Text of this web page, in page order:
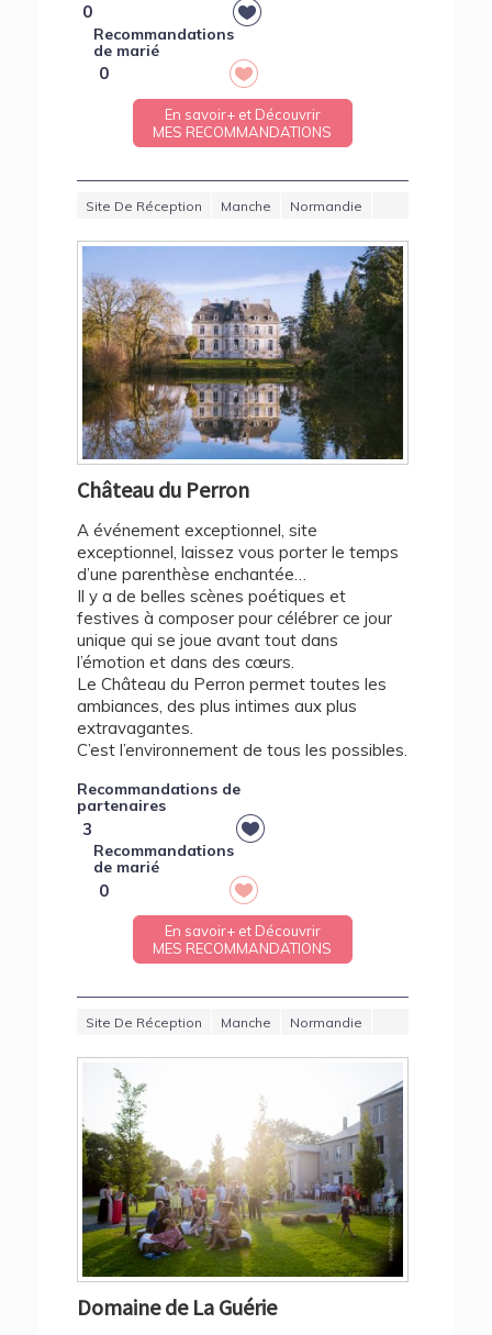
0
Recommandations
de marié
0
En savoir+ et Découvrir
MES RECOMMANDATIONS
Site De Réception Manche Normandie
Château du Perron
A événement exceptionnel, site
exceptionnel, laissez vous porter le temps
d’une parenthèse enchantée…
Il y a de belles scènes poétiques et
festives à composer pour célébrer ce jour
unique qui se joue avant tout dans
l’émotion et dans des cœurs.
Le Château du Perron permet toutes les
ambiances, des plus intimes aux plus
extravagantes.
C’est l’environnement de tous les possibles.
Recommandations de
partenaires
3
Recommandations
de marié
0
En savoir+ et Découvrir
MES RECOMMANDATIONS
Site De Réception Manche Normandie
Domaine de La Guérie